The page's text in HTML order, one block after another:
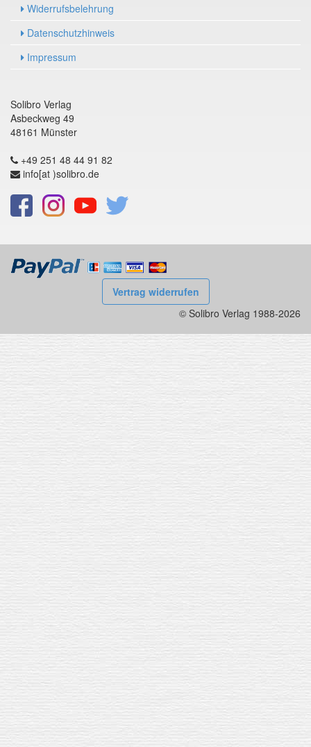
Widerrufsbelehrung
Datenschutzhinweis
Impressum
Solibro Verlag
Asbeckweg 49
48161 Münster
+49 251 48 44 91 82
info[at )solibro.de
Vertrag widerrufen
© Solibro Verlag 1988-2026